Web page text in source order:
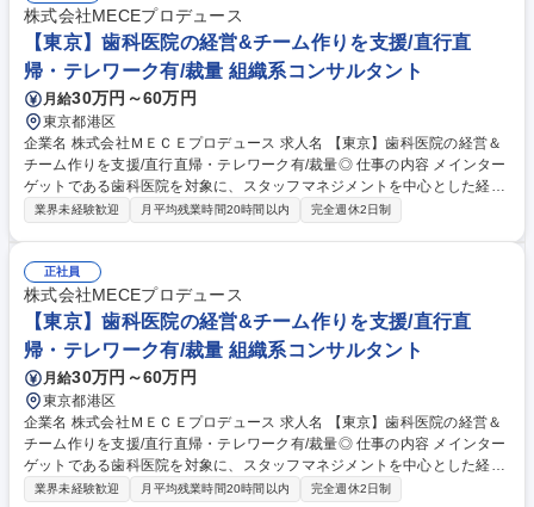
ト・共有 ■医学的な記事や資料作成 ※「その他労働条件の備考」に続きを
記載 募集職種 医療サポート統括◎子育て支援サービス/自治体保健師の経
験者歓迎！
株式会社MECEプロデュース
【東京】歯科医院の経営&チーム作りを支援/直行直
帰・テレワーク有/裁量 組織系コンサルタント
月給30万円～60万円
東京都港区
企業名 株式会社ＭＥＣＥプロデュース 求人名 【東京】歯科医院の経営＆
チーム作りを支援/直行直帰・テレワーク有/裁量◎ 仕事の内容 メインター
ゲットである歯科医院を対象に、スタッフマネジメントを中心とした経営
実務サポート業務をお任せします。 業務内容の変更の範囲：当社の定める
ング） 当社は100％反響営業です。お問い合わせ頂いた歯科医院を対象に
無料カウンセリング（商談）を行います。原則訪問ですが、歯科医院の所
在地によりZOOMの実施になる場合もあります 3.秘書業務 代表の秘書業
務・社内業務をお任せします。おおよそテレワークで進められます。 募集
職種 【東京】歯科医院の経営＆チーム作りを支援/直行直帰・テレワーク
有/裁量◎
業界未経験歓迎 月平均残業時間20時間以内 完全週休2日制
正社員
株式会社MECEプロデュース
【東京】歯科医院の経営&チーム作りを支援/直行直
帰・テレワーク有/裁量 組織系コンサルタント
月給30万円～60万円
東京都港区
企業名 株式会社ＭＥＣＥプロデュース 求人名 【東京】歯科医院の経営＆
チーム作りを支援/直行直帰・テレワーク有/裁量◎ 仕事の内容 メインター
ゲットである歯科医院を対象に、スタッフマネジメントを中心とした経営
実務サポート業務をお任せします。 業務内容の変更の範囲：当社の定める
業界未経験歓迎 月平均残業時間20時間以内 完全週休2日制